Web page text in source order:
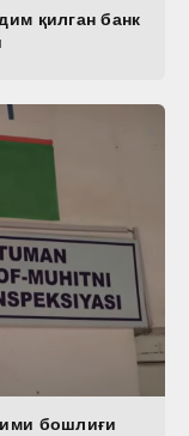
қилган банк
бошлиғи